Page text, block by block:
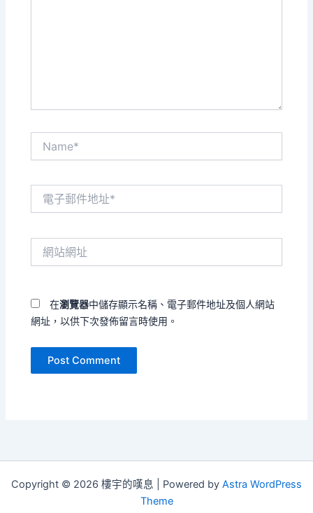
在瀏覽器中儲存顯示名稱、電子郵件地址及個人網站
網址，以供下次發佈留言時使用。
Copyright © 2026 樓宇的嘆息 | Powered by Astra WordPress
Theme